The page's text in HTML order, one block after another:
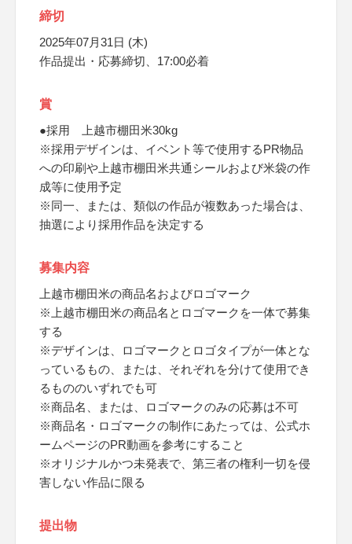
締切
2025年07月31日 (木)
作品提出・応募締切、17:00必着
賞
●採用 上越市棚田米30kg
※採用デザインは、イベント等で使用するPR物品
への印刷や上越市棚田米共通シールおよび米袋の作
成等に使用予定
※同一、または、類似の作品が複数あった場合は、
抽選により採用作品を決定する
募集内容
上越市棚田米の商品名およびロゴマーク
※上越市棚田米の商品名とロゴマークを一体で募集
する
※デザインは、ロゴマークとロゴタイプが一体とな
っているもの、または、それぞれを分けて使用でき
るもののいずれでも可
※商品名、または、ロゴマークのみの応募は不可
※商品名・ロゴマークの制作にあたっては、公式ホ
ームページのPR動画を参考にすること
※オリジナルかつ未発表で、第三者の権利一切を侵
害しない作品に限る
提出物